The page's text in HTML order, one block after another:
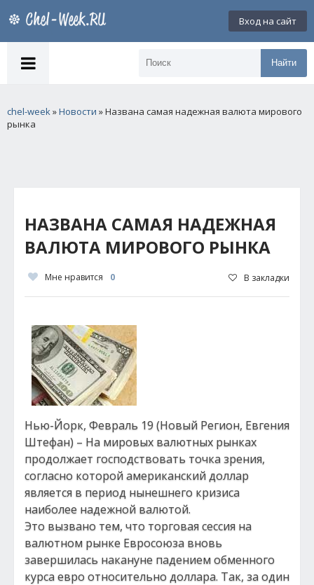
Вход на сайт
Найти
chel-week»Новости » Названа самая надежная валюта мирового
рынка
НАЗВАНА САМАЯ НАДЕЖНАЯ
ВАЛЮТА МИРОВОГО РЫНКА
Мне нравится 0 В закладки
Нью-Йорк, Февраль 19 (Новый Регион, Евгения
Штефан) – На мировых валютных рынках
продолжает господствовать точка зрения,
согласно которой американский доллар
является в период нынешнего кризиса
наиболее надежной валютой.
Это вызвано тем, что торговая сессия на
валютном рынке Евросоюза вновь
завершилась накануне падением обменного
курса евро относительно доллара. Так, за один